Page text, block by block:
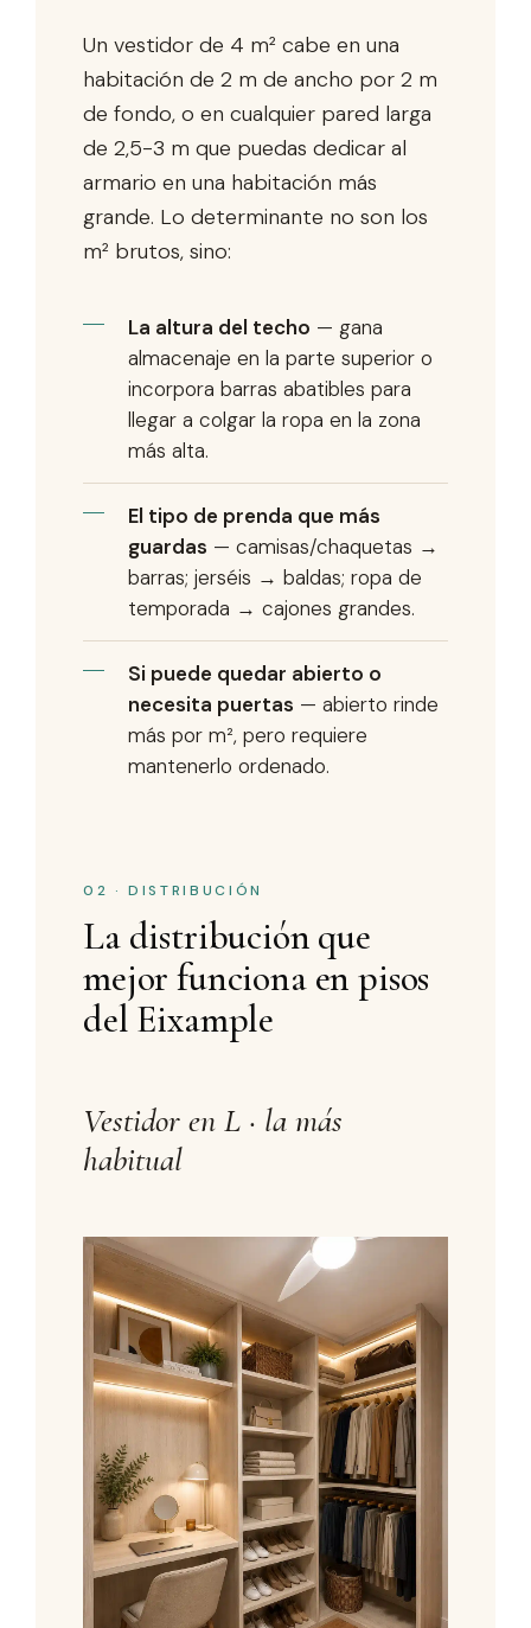
Un vestidor de 4 m² cabe en una
habitación de 2 m de ancho por 2 m
de fondo, o en cualquier pared larga
de 2,5-3 m que puedas dedicar al
armario en una habitación más
grande. Lo determinante no son los
m² brutos, sino:
La altura del techo — gana
almacenaje en la parte superior o
incorpora barras abatibles para
llegar a colgar la ropa en la zona
más alta.
El tipo de prenda que más
guardas — camisas/chaquetas →
barras; jerséis → baldas; ropa de
temporada → cajones grandes.
Si puede quedar abierto o
necesita puertas — abierto rinde
más por m², pero requiere
mantenerlo ordenado.
02 · DISTRIBUCIÓN
La distribución que
mejor funciona en pisos
del Eixample
Vestidor en L · la más
habitual